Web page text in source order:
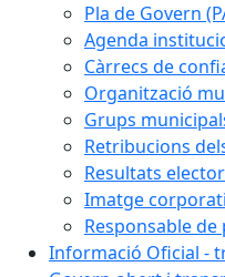
Pla de Govern
Agenda
Càrrecs de
Organització
Grups
Retribucions
Resultats
Imatge
Responsable de
Informació Oficial -